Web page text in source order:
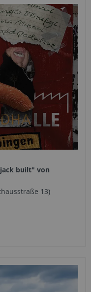
built" von
13)